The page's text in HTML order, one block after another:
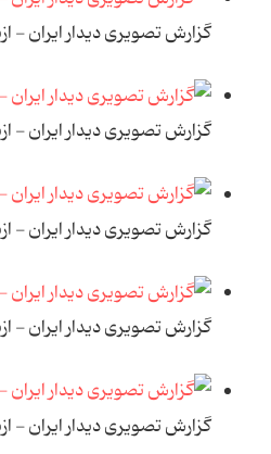
گزارش تصویری دیدار ایران -
گزارش تصویری دیدار ایران -
گزارش تصویری دیدار ایران -
گزارش تصویری دیدار ایران -
گزارش تصویری دیدار ایران -